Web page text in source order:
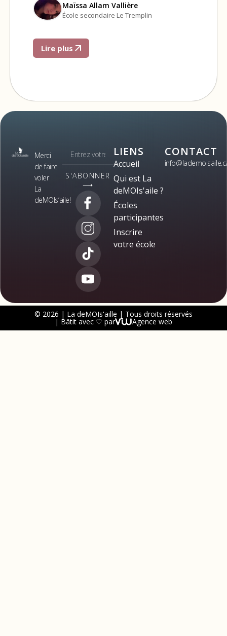
Maïssa Allam Vallière
École secondaire Le Tremplin
Lire plus
Merci
de faire
voler
La
deMOIs’aile!
S'ABONNER
⟶
LIENS
Accueil
Qui est La
deMOIs'aile ?
Écoles
participantes
Inscrire
votre école
CONTACT
© 2026 | La deMOIs'aille | Tous droits réservés
| Bâtit avec ♡ par Agence web